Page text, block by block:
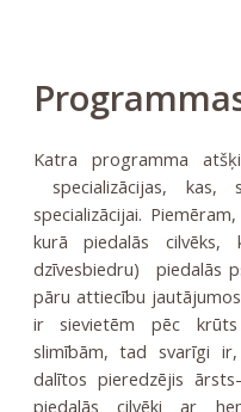
Katra programma
specializācijas, kas,
specializācijai.
kurā piedalās
dzīvesbiedru) piedalās
pāru attiecību
ir sievietēm pēc krūts
slimībām, tad svarīgi
dalītos pieredzējis
piedalās cilvēki ar